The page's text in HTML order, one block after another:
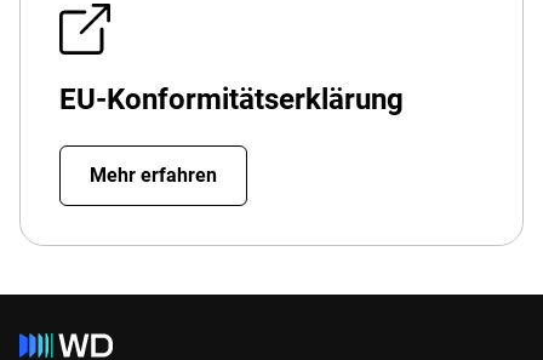
EU-Konformitätserklärung
Mehr erfahren